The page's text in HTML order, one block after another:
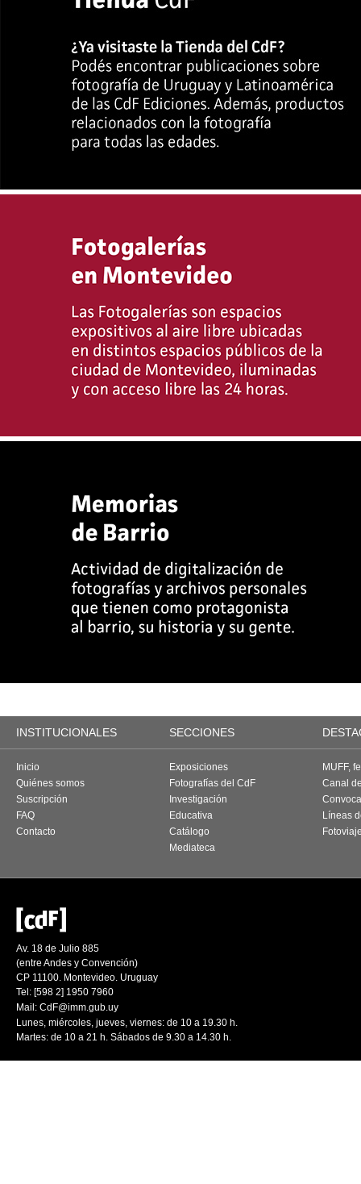
INSTITUCIONALES SECCIONES
Inicio
Quiénes somos
Suscripción
FAQ
Contacto
Exposiciones
Fotografías del CdF
Investigación
Educativa
Catálogo
Mediateca
MUFF,
Canal
Líneas
Av. 18 de Julio 885
(entre Andes y Convención)
CP 11100. Montevideo. Uruguay
Tel: [598 2] 1950 7960
Mail: CdF@imm.gub.uy
Lunes, miércoles, jueves, viernes: de 10 a 19.30 h.
Martes: de 10 a 21 h. Sábados de 9.30 a 14.30 h.